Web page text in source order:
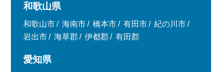
和歌山県
和歌山市 海南市 橋本市 有田市
紀の川市
岩出市
海草郡 伊都郡 有田郡
愛知県